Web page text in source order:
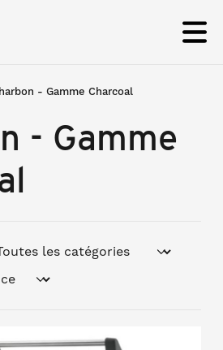
- Gamme Charcoal
- Gamme